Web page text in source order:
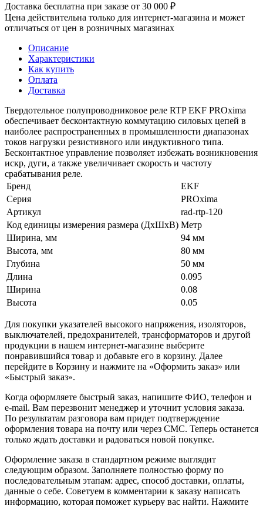
Доставка бесплатна при заказе от 30 000 ₽
Цена действительна только для интернет-магазина и может
отличаться от цен в розничных магазинах
Описание
Характеристики
Как купить
Оплата
Доставка
Твердотельное полупроводниковое реле RTP EKF PROxima
обеспечивает бесконтактную коммутацию силовых цепей в
наиболее распространенных в промышленности диапазонах
токов нагрузки резистивного или индуктивного типа.
Бесконтактное управление позволяет избежать возникновения
искр, дуги, а также увеличивает скорость и частоту
срабатывания реле.
Бренд
EKF
Серия
PROxima
Артикул
rad-rtp-120
Код единицы измерения размера (ДхШхВ) Метр
Ширина, мм
94 мм
Высота, мм
80 мм
Глубина
50 мм
Длина
0.095
Ширина
0.08
Высота
0.05
Для покупки указателей высокого напряжения, изоляторов,
выключателей, предохранителей, трансформаторов и другой
продукции в нашем интернет-магазине выберите
понравившийся товар и добавьте его в корзину. Далее
перейдите в Корзину и нажмите на «Оформить заказ» или
«Быстрый заказ».
Когда оформляете быстрый заказ, напишите ФИО, телефон и
e-mail. Вам перезвонит менеджер и уточнит условия заказа.
По результатам разговора вам придет подтверждение
оформления товара на почту или через СМС. Теперь останется
только ждать доставки и радоваться новой покупке.
Оформление заказа в стандартном режиме выглядит
следующим образом. Заполняете полностью форму по
последовательным этапам: адрес, способ доставки, оплаты,
данные о себе. Советуем в комментарии к заказу написать
информацию, которая поможет курьеру вас найти. Нажмите